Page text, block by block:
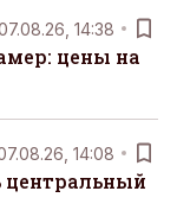
14:38
цены на
14:08
центральный